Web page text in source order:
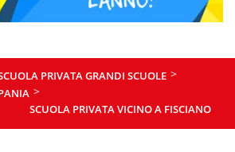
PRIVATA GRANDI SCUOLE >
>
SCUOLA PRIVATA VICINO A FISCIANO